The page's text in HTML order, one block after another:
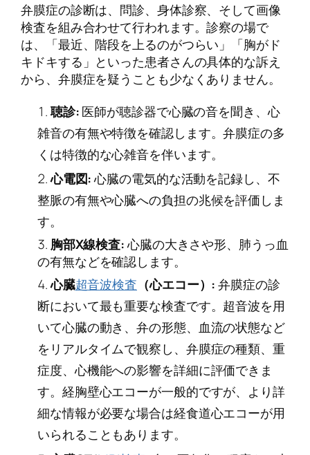
弁膜症の診断は、問診、身体診察、そして画像
検査を組み合わせて行われます。診察の場で
は、「最近、階段を上るのがつらい」「胸がド
キドキする」といった患者さんの具体的な訴え
から、弁膜症を疑うことも少なくありません。
聴診:医師が聴診器で心臓の音を聞き、心
雑音の有無や特徴を確認します。弁膜症の多
くは特徴的な心雑音を伴います。
心電図:心臓の電気的な活動を記録し、不
整脈の有無や心臓への負担の兆候を評価しま
す。
胸部X線検査:心臓の大きさや形、肺うっ血
の有無などを確認します。
心臓超音波検査 （心エコー）:弁膜症の診
断において最も重要な検査です。超音波を用
いて心臓の動き、弁の形態、血流の状態など
をリアルタイムで観察し、弁膜症の種類、重
症度、心機能への影響を詳細に評価できま
す。経胸壁心エコーが一般的ですが、より詳
細な情報が必要な場合は経食道心エコーが用
いられることもあります。